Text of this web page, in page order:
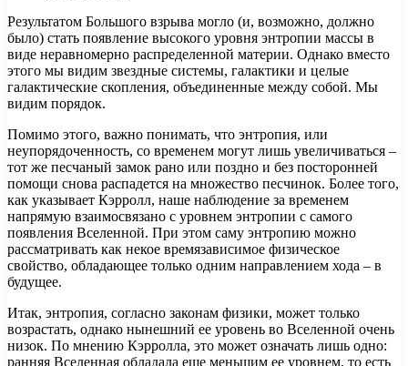
Результатом Большого взрыва могло (и, возможно, должно
было) стать появление высокого уровня энтропии массы в
виде неравномерно распределенной материи. Однако вместо
этого мы видим звездные системы, галактики и целые
галактические скопления, объединенные между собой. Мы
видим порядок.
Помимо этого, важно понимать, что энтропия, или
неупорядоченность, со временем могут лишь увеличиваться –
тот же песчаный замок рано или поздно и без посторонней
помощи снова распадется на множество песчинок. Более того,
как указывает Кэрролл, наше наблюдение за временем
напрямую взаимосвязано с уровнем энтропии с самого
появления Вселенной. При этом саму энтропию можно
рассматривать как некое времязависимое физическое
свойство, обладающее только одним направлением хода – в
будущее.
Итак, энтропия, согласно законам физики, может только
возрастать, однако нынешний ее уровень во Вселенной очень
низок. По мнению Кэрролла, это может означать лишь одно:
ранняя Вселенная обладала еще меньшим ее уровнем, то есть